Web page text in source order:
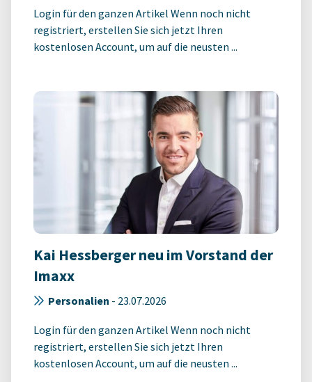
Login für den ganzen Artikel Wenn noch nicht
registriert, erstellen Sie sich jetzt Ihren
kostenlosen Account, um auf die neusten ...
Kai Hessberger neu im Vorstand der
Imaxx
Personalien - 23.07.2026
Login für den ganzen Artikel Wenn noch nicht
registriert, erstellen Sie sich jetzt Ihren
kostenlosen Account, um auf die neusten ...